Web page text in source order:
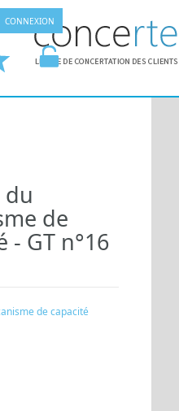
du
de
- GT n°16
de capacité